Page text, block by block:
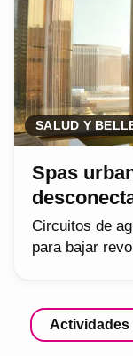
SALUD Y
Spas
Circuitos de
para bajar
Actividades